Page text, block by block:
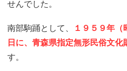
せんでした。
南部駒踊として、
１９５９年（
日に、青森県指定無形民俗文化
す。